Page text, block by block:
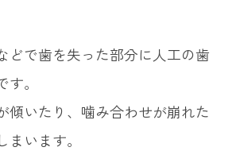
どで歯を失った部分に人工の歯
。
傾いたり、噛み合わせが崩れた
います。